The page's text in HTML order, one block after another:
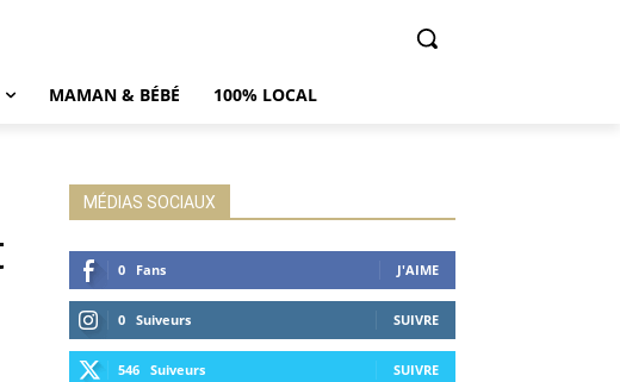
MAMAN & BÉBÉ 100% LOCAL
MÉDIAS SOCIAUX
0 Fans J'AIME
0 Suiveurs SUIVRE
546 Suiveurs SUIVRE